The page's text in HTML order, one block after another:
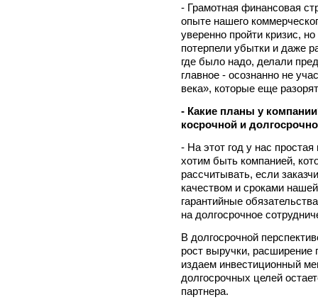
- Грамотная финансовая
опыте нашего
уверенно пройти кризис,
потерпели убытки и даже
где было надо, делали
главное - осознанно не
века», которые еще
- Какие планы у
косрочной и
- На этот год у нас
хотим быть компанией,
рассчитывать, если
качеством и сроками
гарантийные
на долгосрочное
В долгосрочной
рост выручки, расширение
издаем инвестиционный
долгосрочных целей
партнера.